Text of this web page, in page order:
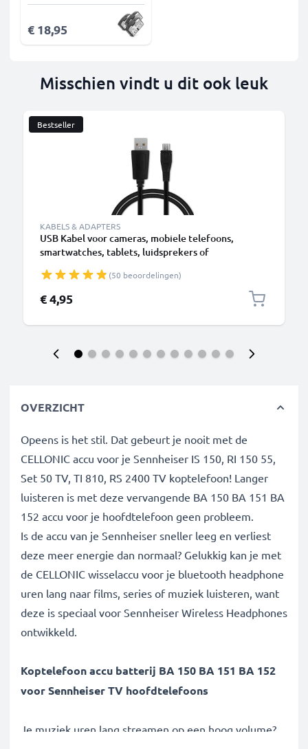
€ 18,95
Misschien vindt u dit ook leuk
Bestseller
KABELS & ADAPTERS
USB Kabel voor cameras, mobiele telefoons,
smartwatches, tablets, luidsprekers of
Datakabel zwart(50 beoordelingen)
€ 4,95
OVERZICHT
Opeens is het stil. Dat gebeurt je nooit met de
CELLONIC accu voor je Sennheiser IS 150, RI 150 55,
Set 50 TV, TI 810, RS 2400 TV koptelefoon! Langer
luisteren is met deze vervangende BA 150 BA 151 BA
152 accu voor je hoofdtelefoon geen probleem.
Is de accu van je Sennheiser sneller leeg en verliest
deze meer energie dan normaal? Gelukkig kan je met
de CELLONIC wisselaccu voor je bluetooth headphone
uren lang naar films, series of muziek luisteren, want
deze is speciaal voor Sennheiser Wireless Headphones
ontwikkeld.
Koptelefoon accu batterij BA 150 BA 151 BA 152
voor Sennheiser TV hoofdtelefoons
Je muziek uren lang streamen op een hoog volume?